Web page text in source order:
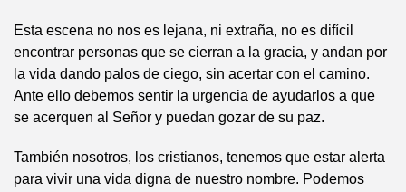
Esta escena no nos es lejana, ni extraña, no es difícil
encontrar personas que se cierran a la gracia, y andan por
la vida dando palos de ciego, sin acertar con el camino.
Ante ello debemos sentir la urgencia de ayudarlos a que
se acerquen al Señor y puedan gozar de su paz.
También nosotros, los cristianos, tenemos que estar alerta
para vivir una vida digna de nuestro nombre. Podemos